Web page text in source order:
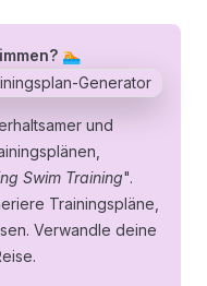
🏊
und
Swim Training".
Trainingspläne,
Verwandle deine